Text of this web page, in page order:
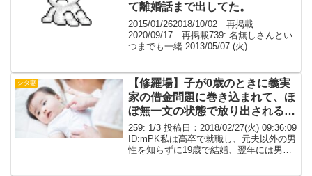
て離婚話まで出してた。
2015/01/262018/10/02 再掲載
2020/09/17 再掲載739: 名無しさんとい
つまでも一緒 2013/05/07 (火)
て離婚話ま...
シタ妻
【修羅場】子が0歳のときに義実
家の借金問題に巻き込まれて、ほ
ぼ無一文の状態で放り出されるよ
うに離婚した
259: 1/3 投稿日：2018/02/27(火) 09:36:09
ID:mPK私は高卒で就職し、元夫以外の男
性を知らずに19歳で結婚、翌年には男の